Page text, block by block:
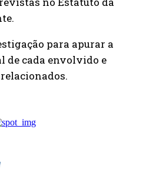
para apurar a
cada envolvido e